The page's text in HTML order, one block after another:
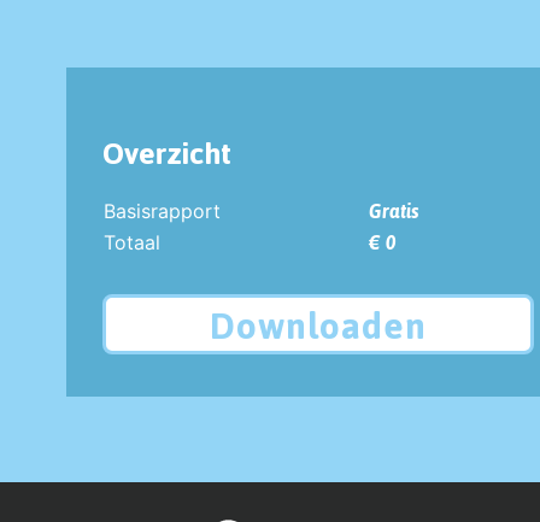
Overzicht
Basisrapport
Gratis
Totaal
€ 0
Downloaden